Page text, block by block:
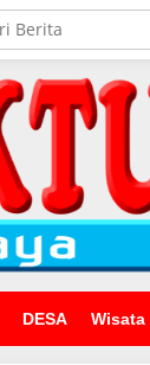
DESA Wisata